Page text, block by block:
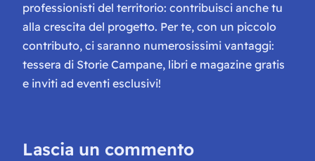
professionisti del territorio: contribuisci anche tu
alla crescita del progetto. Per te, con un piccolo
contributo, ci saranno numerosissimi vantaggi:
tessera di Storie Campane, libri e magazine gratis
e inviti ad eventi esclusivi!
Lascia un commento